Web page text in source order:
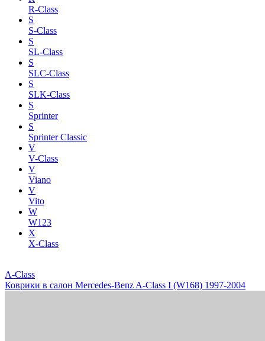
R-Class
S
S-Class
S
SL-Class
S
SLC-Class
S
SLK-Class
S
Sprinter
S
Sprinter Classic
V
V-Class
V
Viano
V
Vito
W
W123
X
X-Class
A-Class
Коврики в салон Mercedes-Benz A-Class I (W168) 1997-2004